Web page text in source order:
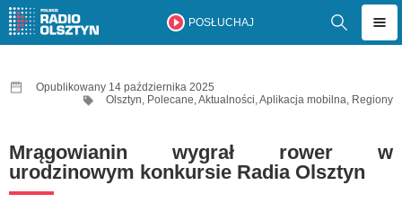
POSŁUCHAJ
Opublikowany 14 października 2025
Olsztyn, Polecane,Aktualności,Aplikacja mobilna, Regiony
Mrągowianin wygrał rower w
urodzinowym konkursie Radia Olsztyn